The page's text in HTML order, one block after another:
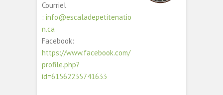
Courriel
: info@escaladepetitenatio
n.ca
Facebook:
https://www.facebook.com/
profile.php?
id=61562235741633